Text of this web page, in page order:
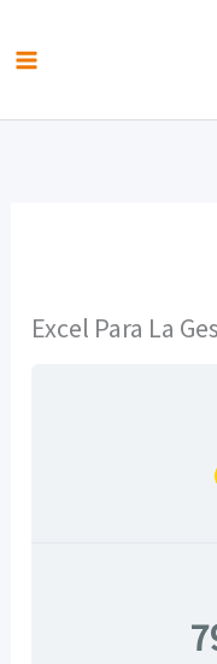
Excel Para La